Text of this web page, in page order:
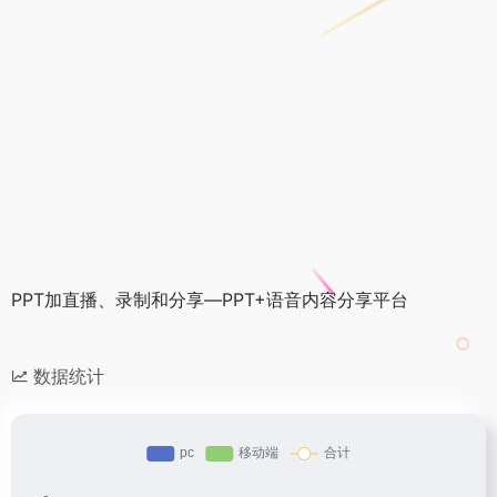
PPT加直播、录制和分享—PPT+语音内容分享平台
数据统计